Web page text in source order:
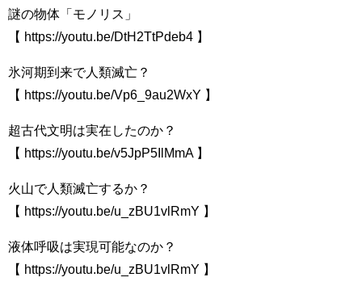
謎の物体「モノリス」
【 https://youtu.be/DtH2TtPdeb4 】
氷河期到来で人類滅亡？
【 https://youtu.be/Vp6_9au2WxY 】
超古代文明は実在したのか？
【 https://youtu.be/v5JpP5IlMmA 】
火山で人類滅亡するか？
【 https://youtu.be/u_zBU1vlRmY​​ 】
液体呼吸は実現可能なのか？
【 https://youtu.be/u_zBU1vlRmY​​ 】